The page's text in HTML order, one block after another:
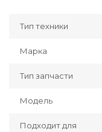
Тип техники
Марка
Тип запчасти
Модель
Подходит для